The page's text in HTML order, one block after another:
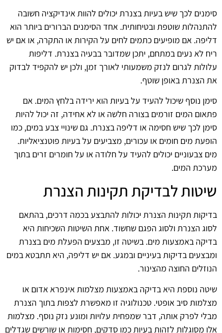
סימנים לכך שיש בעיות בצנרת יכולים להוות אינדיקציה חשובה
להתנהלות שוטפת ובטיחותית. אחד הסימנים הברורים ביותר הוא
דליפה. אם מופיעים כתמים לחים על הקירות או התקרה, או אם יש
ריח לא נעים במתחם, יתכן שמדובר בבעיה בצנרת. דליפות
עלולות לגרום לנזק משמעותי לאורך זמן, ולכן יש להקפיד לבדוק
את הצנרת באופן שוטף.
סימן נוסף שיכול להעיד על בעיות הוא ירידה בלחץ המים. אם
פתאום המים זורמים בצורה חלשה או לא אחידה, זה יכול להיות
סימן לכך שיש חסימה או דליפה בצנרת. גם שינויי צבע במים, כמו
הופעת מים חומים או עכורים, מצביעים על בעיות פוטנציאליות.
מים צבעוניים יכולים להעיד על חלודה או על חומרים זרים בתוך
מערכת המים.
שיטות לבדיקת תקינות הצנרת
בדיקות תקינות הצנרת יכולות להתבצע בכמה דרכים, בהתאם
לסוג הצנרת ולסוג הפגם שחשוד. אחת השיטות השכיחות היא
בדיקה באמצעות מים. בשיטה זו, מבצעים הפעלת מים בצנרת
ומבצעים בדיקות בעיניים ובמגע. אם יש דליפה, היא תתבטא במים
הנוזלים החוצה מהצינור.
שיטה נוספת היא בדיקה באמצעות מצלמות אינפרא אדום או
מצלמות סיב אופטי. טכנולוגיה זו מאפשרת לצפות בתוך הצנרת
מבלי לפרק אותה, דבר שמפחית עלויות ומונע נזק נוסף. מצלמות
אלו מסוגלות לזהות בעיות כמו סדקים, חסימות או שורשים שגדלים